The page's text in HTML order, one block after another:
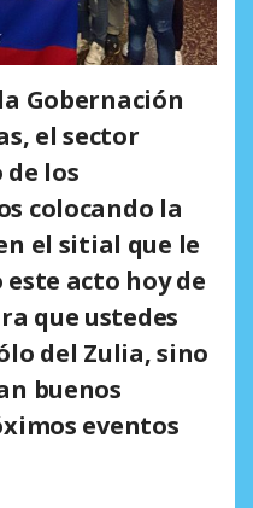
Gobernación
el sector
los
colocando la
el sitial que le
este acto hoy de
que ustedes
del Zulia, sino
buenos
eventos